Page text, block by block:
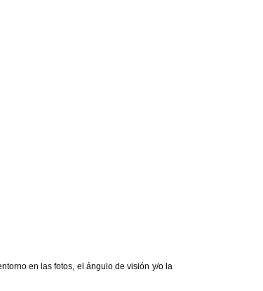
en las fotos, el ángulo de visión y/o la